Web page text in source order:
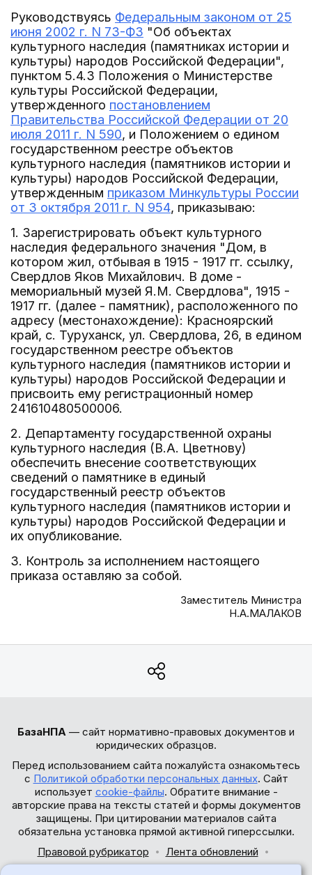
Руководствуясь Федеральным законом от 25
июня 2002 г. N 73-ФЗ "Об объектах
культурного наследия (памятниках истории и
культуры) народов Российской Федерации",
пунктом 5.4.3 Положения о Министерстве
культуры Российской Федерации,
утвержденного постановлением
Правительства Российской Федерации от 20
июля 2011 г. N 590, и Положением о едином
государственном реестре объектов
культурного наследия (памятников истории и
культуры) народов Российской Федерации,
утвержденным приказом Минкультуры России
от 3 октября 2011 г. N 954, приказываю:
1. Зарегистрировать объект культурного
наследия федерального значения "Дом, в
котором жил, отбывая в 1915 - 1917 гг. ссылку,
Свердлов Яков Михайлович. В доме -
мемориальный музей Я.М. Свердлова", 1915 -
1917 гг. (далее - памятник), расположенного по
адресу (местонахождение): Красноярский
край, с. Туруханск, ул. Свердлова, 26, в едином
государственном реестре объектов
культурного наследия (памятников истории и
культуры) народов Российской Федерации и
присвоить ему регистрационный номер
241610480500006.
2. Департаменту государственной охраны
культурного наследия (В.А. Цветнову)
обеспечить внесение соответствующих
сведений о памятнике в единый
государственный реестр объектов
культурного наследия (памятников истории и
культуры) народов Российской Федерации и
их опубликование.
3. Контроль за исполнением настоящего
приказа оставляю за собой.
Заместитель Министра
Н.А.МАЛАКОВ
БазаНПА — сайт нормативно-правовых документов и
юридических образцов.
Перед использованием сайта пожалуйста ознакомьтесь
с Политикой обработки персональных данных. Сайт
использует cookie-файлы. Обратите внимание -
авторские права на тексты статей и формы документов
защищены. При цитировании материалов сайта
обязательна установка прямой активной гиперссылки.
Правовой рубрикатор
Лента обновлений